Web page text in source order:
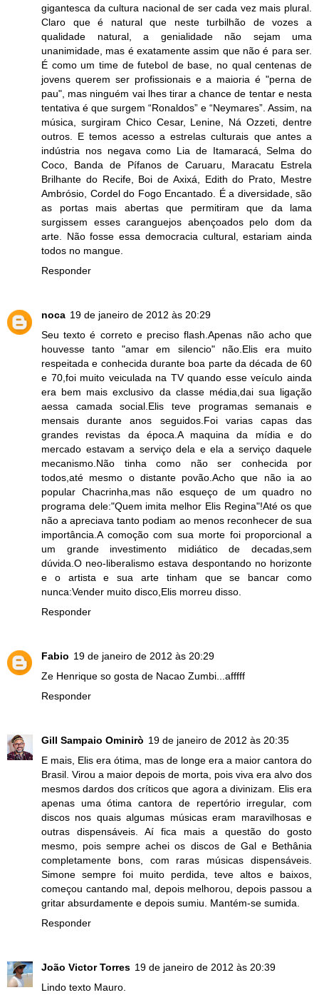
gigantesca da cultura nacional de ser cada vez mais plural.
Claro que é natural que neste turbilhão de vozes a
qualidade natural, a genialidade não sejam uma
unanimidade, mas é exatamente assim que não é para ser.
É como um time de futebol de base, no qual centenas de
jovens querem ser profissionais e a maioria é "perna de
pau", mas ninguém vai lhes tirar a chance de tentar e nesta
tentativa é que surgem “Ronaldos” e “Neymares”. Assim, na
música, surgiram Chico Cesar, Lenine, Ná Ozzeti, dentre
outros. E temos acesso a estrelas culturais que antes a
indústria nos negava como Lia de Itamaracá, Selma do
Coco, Banda de Pífanos de Caruaru, Maracatu Estrela
Brilhante do Recife, Boi de Axixá, Edith do Prato, Mestre
Ambrósio, Cordel do Fogo Encantado. É a diversidade, são
as portas mais abertas que permitiram que da lama
surgissem esses caranguejos abençoados pelo dom da
arte. Não fosse essa democracia cultural, estariam ainda
todos no mangue.
Responder
noca 19 de janeiro de 2012 às 20:29
Seu texto é correto e preciso flash.Apenas não acho que
houvesse tanto "amar em silencio" não.Elis era muito
respeitada e conhecida durante boa parte da década de 60
e 70,foi muito veiculada na TV quando esse veículo ainda
era bem mais exclusivo da classe média,dai sua ligação
aessa camada social.Elis teve programas semanais e
mensais durante anos seguidos.Foi varias capas das
grandes revistas da época.A maquina da mídia e do
mercado estavam a serviço dela e ela a serviço daquele
mecanismo.Não tinha como não ser conhecida por
todos,até mesmo o distante povão.Acho que não ia ao
popular Chacrinha,mas não esqueço de um quadro no
programa dele:"Quem imita melhor Elis Regina"!Até os que
não a apreciava tanto podiam ao menos reconhecer de sua
importância.A comoção com sua morte foi proporcional a
um grande investimento midiático de decadas,sem
dúvida.O neo-liberalismo estava despontando no horizonte
e o artista e sua arte tinham que se bancar como
nunca:Vender muito disco,Elis morreu disso.
Responder
Fabio 19 de janeiro de 2012 às 20:29
Ze Henrique so gosta de Nacao Zumbi...afffff
Responder
Gill Sampaio Ominirò 19 de janeiro de 2012 às 20:35
E mais, Elis era ótima, mas de longe era a maior cantora do
Brasil. Virou a maior depois de morta, pois viva era alvo dos
mesmos dardos dos críticos que agora a divinizam. Elis era
apenas uma ótima cantora de repertório irregular, com
discos nos quais algumas músicas eram maravilhosas e
outras dispensáveis. Aí fica mais a questão do gosto
mesmo, pois sempre achei os discos de Gal e Bethânia
completamente bons, com raras músicas dispensáveis.
Simone sempre foi muito perdida, teve altos e baixos,
começou cantando mal, depois melhorou, depois passou a
gritar absurdamente e depois sumiu. Mantém-se sumida.
Responder
João Victor Torres 19 de janeiro de 2012 às 20:39
Lindo texto Mauro.